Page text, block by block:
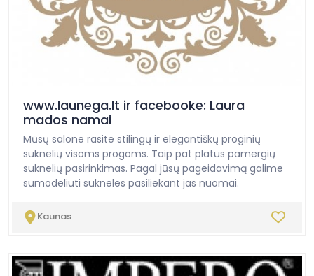
www.launega.lt ir facebooke: Laura
mados namai
Mūsų salone rasite stilingų ir elegantiškų proginių
suknelių visoms progoms. Taip pat platus pamergių
suknelių pasirinkimas. Pagal jūsų pageidavimą galime
sumodeliuti sukneles pasiliekant jas nuomai.
Kaunas